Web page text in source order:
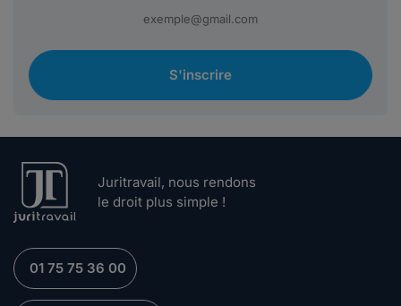
S'inscrire
Juritravail, nous rendons
le droit plus simple !
01 75 75 36 00